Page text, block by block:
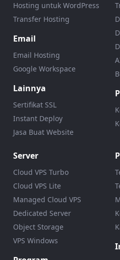
Hosting untuk WordPress
Transfer Hosting
Email
Email Hosting
Google Workspace
Lainnya
Sertifikat SSL
Instant Deploy
Jasa Buat Website
Server
Cloud VPS Turbo
Cloud VPS Lite
Managed Cloud VPS
Dedicated Server
Object Storage
VPS Windows